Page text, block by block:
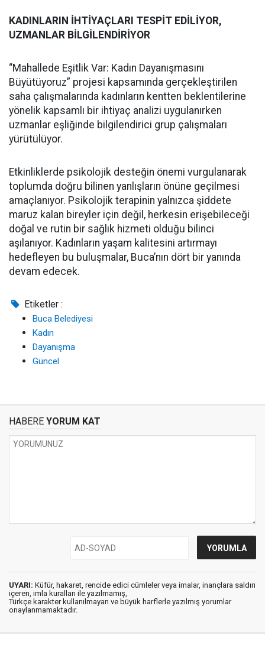
KADINLARIN İHTİYAÇLARI TESPİT EDİLİYOR,
UZMANLAR BİLGİLENDİRİYOR
“Mahallede Eşitlik Var: Kadın Dayanışmasını
Büyütüyoruz” projesi kapsamında gerçekleştirilen
saha çalışmalarında kadınların kentten beklentilerine
yönelik kapsamlı bir ihtiyaç analizi uygulanırken
uzmanlar eşliğinde bilgilendirici grup çalışmaları
yürütülüyor.
Etkinliklerde psikolojik desteğin önemi vurgulanarak
toplumda doğru bilinen yanlışların önüne geçilmesi
amaçlanıyor. Psikolojik terapinin yalnızca şiddete
maruz kalan bireyler için değil, herkesin erişebileceği
doğal ve rutin bir sağlık hizmeti olduğu bilinci
aşılanıyor. Kadınların yaşam kalitesini artırmayı
hedefleyen bu buluşmalar, Buca’nın dört bir yanında
devam edecek.
Etiketler :
Buca Belediyesi
Kadın
Dayanışma
Güncel
HABERE YORUM KAT
UYARI: Küfür, hakaret, rencide edici cümleler veya imalar, inançlara saldırı
içeren, imla kuralları ile yazılmamış,
Türkçe karakter kullanılmayan ve büyük harflerle yazılmış yorumlar
onaylanmamaktadır.